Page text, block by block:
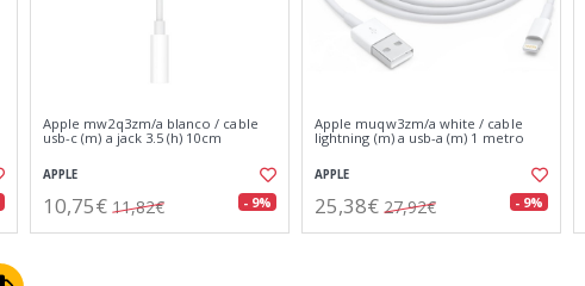
Apple mw2q3zm/a blanco / cable
usb-c (m) a jack 3.5 (h) 10cm
APPLE
10,75€ 11,82€ - 9%
Apple muqw3zm/a white / cable
lightning (m) a usb-a (m) 1 metro
APPLE
25,38€ 27,92€ - 9%